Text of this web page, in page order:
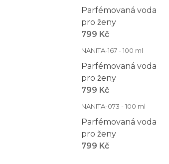
Parfémovaná voda
pro ženy
799 Kč
NANITA-167 - 100 ml
Parfémovaná voda
pro ženy
799 Kč
NANITA-073 - 100 ml
Parfémovaná voda
pro ženy
799 Kč